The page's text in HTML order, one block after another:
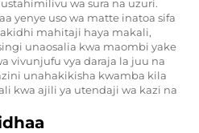
wa sura na uzuri.
yenye uso wa matte inatoa sifa
mahitaji haya makali,
unaosalia kwa maombi yake
vivunjufu vya daraja la juu na
unahakikisha kwamba kila
kwa ajili ya utendaji wa kazi na